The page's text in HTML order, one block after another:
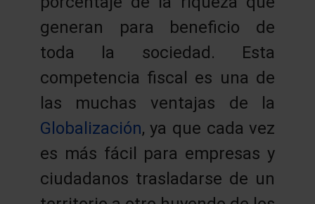
generan para beneficio de
toda la sociedad. Esta
competencia fiscal es una de
las muchas ventajas de la
Globalización, ya que cada vez
es más fácil para empresas y
ciudadanos trasladarse de un